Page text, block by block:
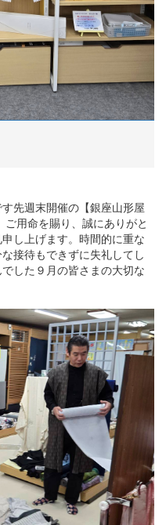
先週末開催の【銀座山形屋
用命を賜り、誠にありがと
し上げます。時間的に重な
接待もできずに失礼してし
した９月の皆さまの大切な